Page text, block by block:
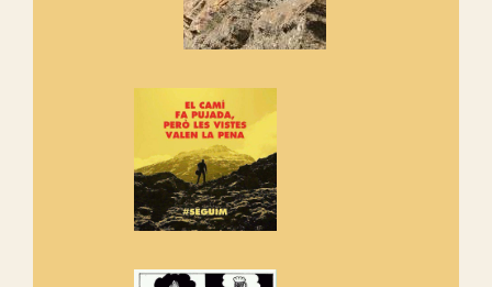
Manifest a favor dels Camins
adhereix-te al manifest!
Rebem un diploma dels
Amics de Sant Aniol d'Aguja
Els Centpeus estem implicats
amb la recuperació del refugi i